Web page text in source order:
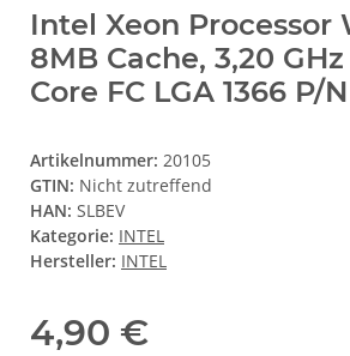
Intel Xeon Processor
8MB Cache, 3,20
Core FC LGA 1366 P/
Artikelnummer: 20105
GTIN: Nicht zutreffend
HAN: SLBEV
Kategorie: INTEL
Hersteller: INTEL
4,90 €